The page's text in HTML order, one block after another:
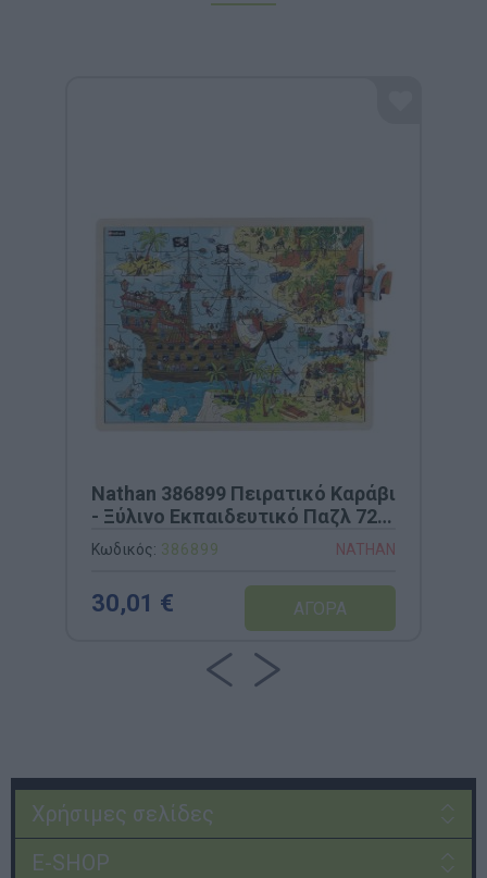
Nathan 386899 Πειρατικό Καράβι
- Ξύλινο Εκπαιδευτικό Παζλ 72
Τεμαχίων
Κωδικός: 386899 NATHAN
30,01 €
Χρήσιμες σελίδες
E-SHOP